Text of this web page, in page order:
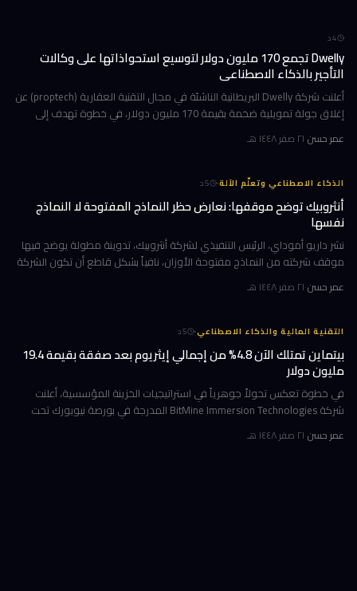
4د
Dwelly تجمع 170 مليون دولار لتوسيع استحواذاتها على وكالات
التأجير بالذكاء الاصطناعي
أعلنت شركة Dwelly البريطانية الناشئة في مجال التقنية العقارية (proptech) عن
إغلاق جولة تمويلية ضخمة بقيمة 170 مليون دولار، في خطوة تهدف إلى
عمر حسن·٢١ صفر ١٤٤٨ هـ
الذكاء الاصطناعي وتعلّم الآلة·
5د
أنثروبيك توضح موقفها: نعارض حظر النماذج المفتوحة لا النماذج
نفسها
نشر داريو أموداي، الرئيس التنفيذي لشركة أنثروبيك، تدوينة مطولة يوضح فيها
موقف شركته من النماذج مفتوحة الأوزان، نافياً بشكل قاطع أن تكون الشركة
عمر حسن·٢١ صفر ١٤٤٨ هـ
التقنية المالية والذكاء الاصطناعي·
5د
بيتماين تمتلك الآن 4.8% من إجمالي إيثريوم بعد صفقة بقيمة 19.4
مليون دولار
في خطوة تعكس تحولاً جوهرياً في استراتيجيات الخزينة المؤسسية، أعلنت
شركة BitMine Immersion Technologies المدرجة في بورصة نيويورك تحت
عمر حسن·٢١ صفر ١٤٤٨ هـ